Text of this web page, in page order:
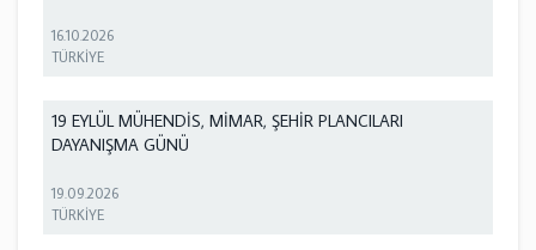
16.10.2026
TÜRKİYE
19 EYLÜL MÜHENDİS, MİMAR, ŞEHİR PLANCILARI
DAYANIŞMA GÜNÜ
19.09.2026
TÜRKİYE